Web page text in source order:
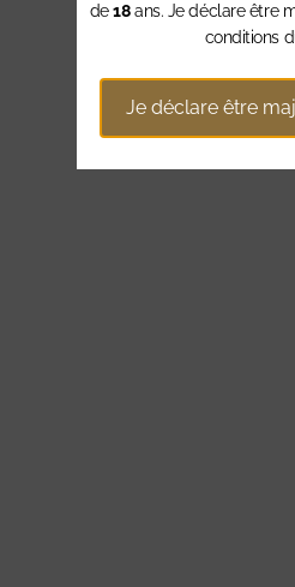
de18ans. Je déclare être
conditions
Je déclare être